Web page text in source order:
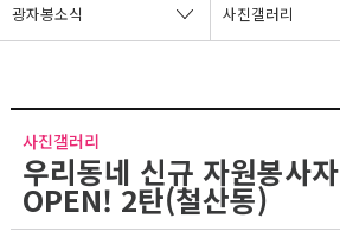
광자봉소식 사진갤러리
사진갤러리
우리동네 신규 자원봉사
OPEN! 2탄(철산동)